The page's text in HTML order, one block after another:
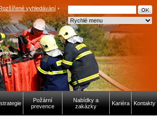
vyhledávání
Požární
prevence
Nabídky a
zakázky
Kariéra Kontakty